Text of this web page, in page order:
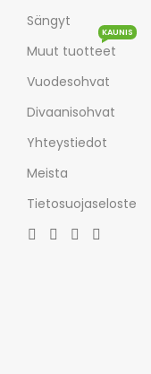
Sängyt
Muut tuotteet
KAUNIS
Vuodesohvat
Divaanisohvat
Yhteystiedot
Meista
Tietosuojaseloste